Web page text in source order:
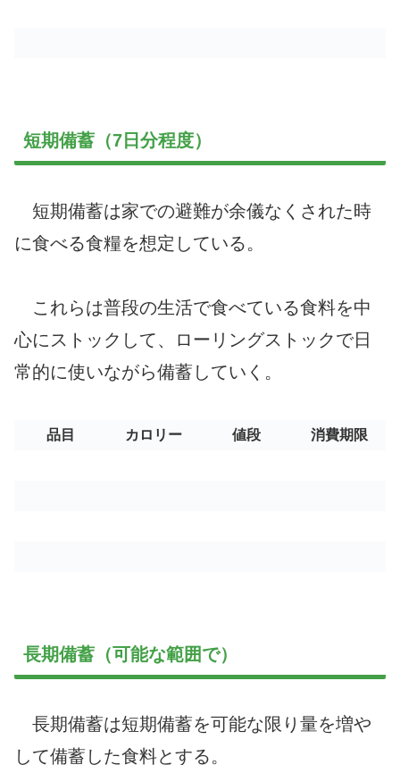
短期備蓄（7日分程度）
短期備蓄は家での避難が余儀なくされた時
に食べる食糧を想定している。
これらは普段の生活で食べている食料を中
心にストックして、ローリングストックで日
常的に使いながら備蓄していく。
品目 カロリー 値段 消費期限
長期備蓄（可能な範囲で）
長期備蓄は短期備蓄を可能な限り量を増や
して備蓄した食料とする。